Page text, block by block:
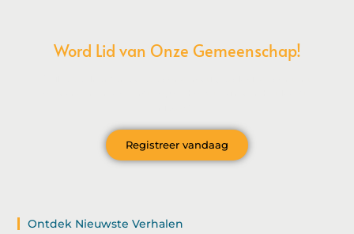
Word Lid van Onze Gemeenschap!
Registreer vandaag
Ontdek Nieuwste Verhalen